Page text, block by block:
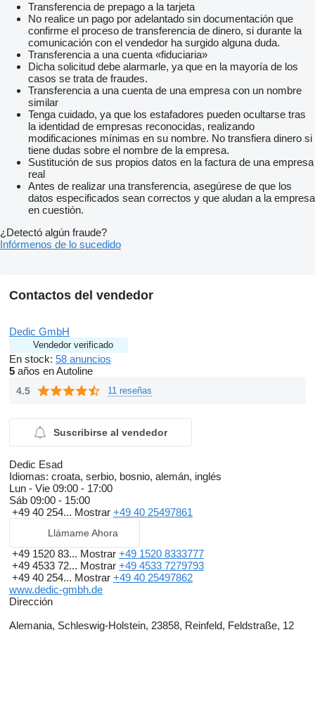
Transferencia de prepago a la tarjeta
No realice un pago por adelantado sin documentación que
confirme el proceso de transferencia de dinero, si durante la
comunicación con el vendedor ha surgido alguna duda.
Transferencia a una cuenta «fiduciaria»
Dicha solicitud debe alarmarle, ya que en la mayoría de los
casos se trata de fraudes.
Transferencia a una cuenta de una empresa con un nombre
similar
Tenga cuidado, ya que los estafadores pueden ocultarse tras
la identidad de empresas reconocidas, realizando
modificaciones mínimas en su nombre. No transfiera dinero si
tiene dudas sobre el nombre de la empresa.
Sustitución de sus propios datos en la factura de una empresa
real
Antes de realizar una transferencia, asegúrese de que los
datos especificados sean correctos y que aludan a la empresa
en cuestión.
¿Detectó algún fraude?
Infórmenos de lo sucedido
Contactos del vendedor
Dedic GmbH
Vendedor verificado
En stock: 58 anuncios
5 años en Autoline
4.5 11 reseñas
Suscribirse al vendedor
Dedic Esad
Idiomas: croata, serbio, bosnio, alemán, inglés
Lun - Vie 09:00 - 17:00
Sáb 09:00 - 15:00
+49 40 254... Mostrar +49 40 25497861
Llámame Ahora
+49 1520 83... Mostrar +49 1520 8333777
+49 4533 72... Mostrar +49 4533 7279793
+49 40 254... Mostrar +49 40 25497862
www.dedic-gmbh.de
Dirección
Alemania, Schleswig-Holstein, 23858, Reinfeld, Feldstraße, 12